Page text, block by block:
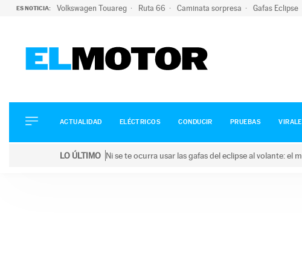
ES NOTICIA: Volkswagen Touareg Ruta 66 Caminata sorpresa Gafas Eclipse
ELÉCTRICOS
CONDUCIR
ACTUALIDAD ELÉCTRICOS CONDUCIR PRUEBAS
LO ÚLTIMO Ni se te ocurra usar las gafas del eclipse al volante: